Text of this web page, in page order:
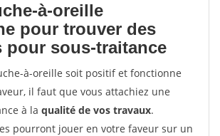
à-oreille
pour trouver des
pour sous-traitance
à-oreille soit positif et fonctionne
il faut que vous attachiez une
à la qualité de vos travaux.
pourront jouer en votre faveur sur un